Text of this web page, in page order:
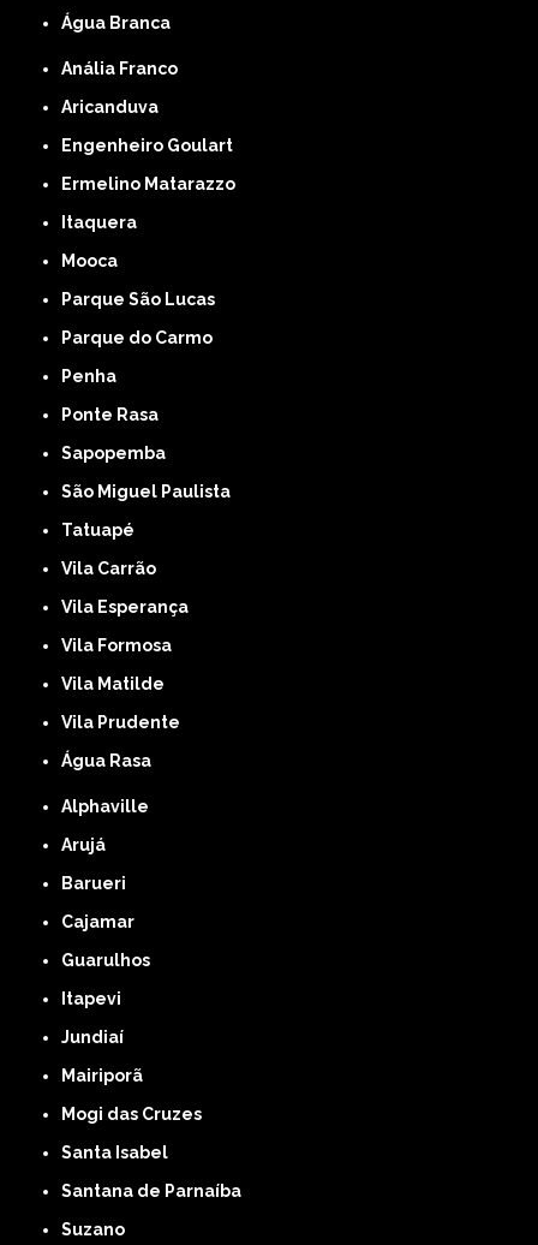
Água Branca
Anália Franco
Aricanduva
Engenheiro Goulart
Ermelino Matarazzo
Itaquera
Mooca
Parque São Lucas
Parque do Carmo
Penha
Ponte Rasa
Sapopemba
São Miguel Paulista
Tatuapé
Vila Carrão
Vila Esperança
Vila Formosa
Vila Matilde
Vila Prudente
Água Rasa
Alphaville
Arujá
Barueri
Cajamar
Guarulhos
Itapevi
Jundiaí
Mairiporã
Mogi das Cruzes
Santa Isabel
Santana de Parnaíba
Suzano